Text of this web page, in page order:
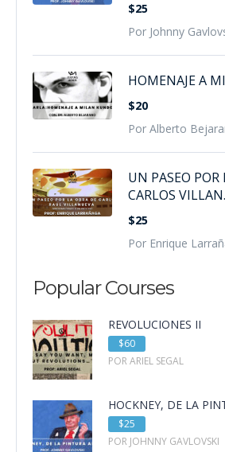
$25
Por Johnny
HOMENAJE A
$20
Por Alberto
UN PASEO POR
CARLOS
$25
Por Enrique
Popular Courses
REVOLUCIONES II
$60
POR ARIEL SEGAL
HOCKNEY, DE LA
$25
POR JOHNNY GAVLOVSKI